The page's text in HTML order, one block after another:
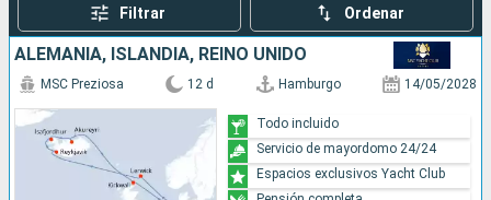
Filtrar Ordenar
ALEMANIA, ISLANDIA, REINO UNIDO
MSC Preziosa 12 d Hamburgo 14/05/2028
Todo incluido
Servicio de mayordomo 24/24
Espacios exclusivos Yacht Club